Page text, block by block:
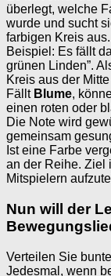
überlegt, welche
wurde und sucht
farbigen Kreis aus.
Beispiel: Es fällt
grünen Linden”.
Kreis aus der
Fällt Blume,
einen roten oder
Die Note wird
gemeinsam
Ist eine Farbe
an der Reihe. Ziel
Mitspielern
Nun will der
Verteilen Sie
Jedesmal, wenn